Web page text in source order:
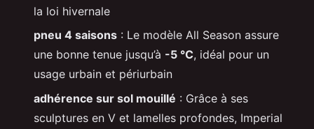
la loi hivernale
pneu 4 saisons : Le modèle All Season assure
une bonne tenue jusqu’à -5 °C, idéal pour un
usage urbain et périurbain
adhérence sur sol mouillé : Grâce à ses
sculptures en V et lamelles profondes, Imperial